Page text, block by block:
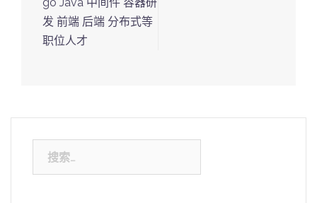
发 前端 后端 分布式等
职位人才
索：